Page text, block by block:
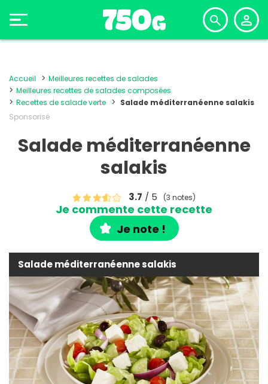
Accueil
Meilleures recettes de salades
Meilleures recettes de salades composées
Recettes de salade verte
Salade méditerranéenne salakis
Sponsorisé
Salade méditerranéenne
salakis
3.7 / 5 (3 notes)
Je commente cette recette
Je note !
Salade méditerranéenne salakis